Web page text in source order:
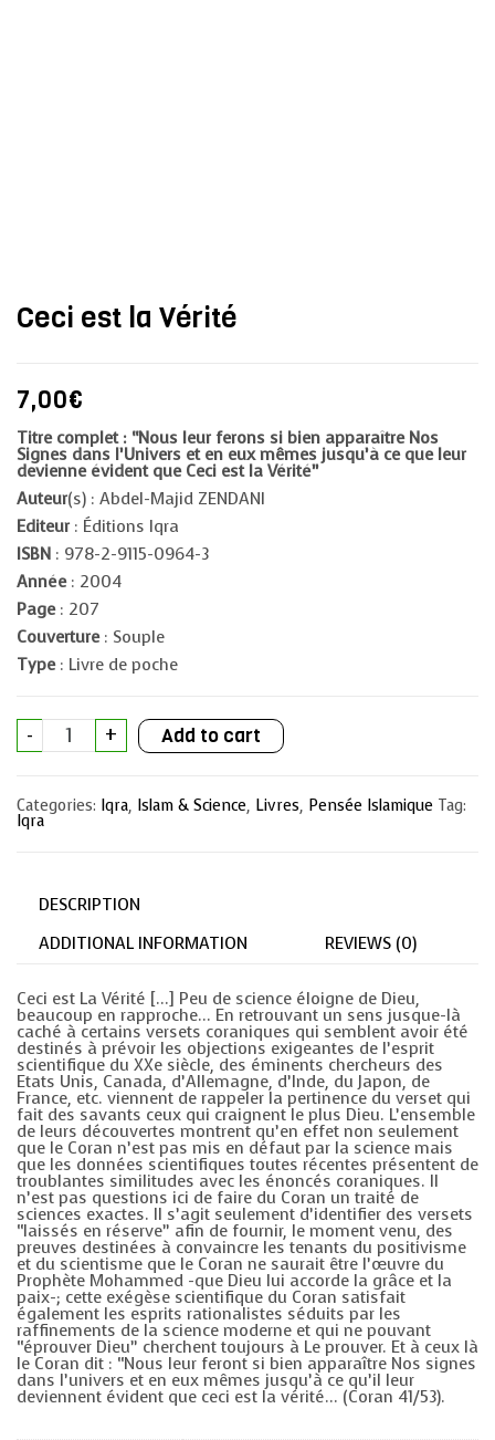
Ceci est la Vérité
7,00€
Titre complet : “Nous leur ferons si bien apparaître Nos
Signes dans l’Univers et en eux mêmes jusqu’à ce que leur
devienne évident que Ceci est la Vérité”
Auteur(s) : Abdel-Majid ZENDANI
Editeur : Éditions Iqra
ISBN : 978-2-9115-0964-3
Année: 2004
Page: 207
Couverture: Souple
Type: Livre de poche
- Ceci
la
+ Add to cart
Categories: Iqra, Islam & Science, Livres, Pensée Islamique Tag:
Iqra
DESCRIPTION
ADDITIONAL INFORMATION
REVIEWS (0)
Ceci est La Vérité […] Peu de science éloigne de Dieu,
beaucoup en rapproche… En retrouvant un sens jusque-là
caché à certains versets coraniques qui semblent avoir été
destinés à prévoir les objections exigeantes de l’esprit
scientifique du XXe siècle, des éminents chercheurs des
Etats Unis, Canada, d’Allemagne, d’Inde, du Japon, de
France, etc. viennent de rappeler la pertinence du verset qui
fait des savants ceux qui craignent le plus Dieu. L’ensemble
de leurs découvertes montrent qu’en effet non seulement
que le Coran n’est pas mis en défaut par la science mais
que les données scientifiques toutes récentes présentent de
troublantes similitudes avec les énoncés coraniques. Il
n’est pas questions ici de faire du Coran un traité de
sciences exactes. Il s’agit seulement d’identifier des versets
“laissés en réserve” afin de fournir, le moment venu, des
preuves destinées à convaincre les tenants du positivisme
et du scientisme que le Coran ne saurait être l’œuvre du
Prophète Mohammed -que Dieu lui accorde la grâce et la
paix-; cette exégèse scientifique du Coran satisfait
également les esprits rationalistes séduits par les
raffinements de la science moderne et qui ne pouvant
“éprouver Dieu” cherchent toujours à Le prouver. Et à ceux là
le Coran dit : “Nous leur feront si bien apparaître Nos signes
dans l’univers et en eux mêmes jusqu’à ce qu’il leur
deviennent évident que ceci est la vérité… (Coran 41/53).